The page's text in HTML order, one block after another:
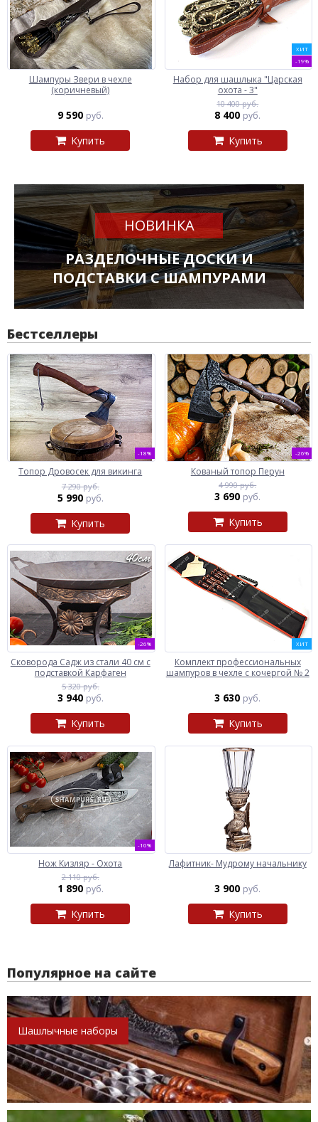
Шампуры Звери в чехле
(коричневый)
9 590 руб.
Купить
ХИТ
-19%
Набор для шашлыка "Царская
охота - 3"
10 400 руб.
8 400 руб.
Купить
НОВИНКА
РАЗДЕЛОЧНЫЕ ДОСКИ И
ПОДСТАВКИ С ШАМПУРАМИ
Бестселлеры
-18%
Топор Дровосек для викинга
7 290 руб.
5 990 руб.
Купить
-26%
Кованый топор Перун
4 990 руб.
3 690 руб.
Купить
-26%
Сковорода Садж из стали 40 см с
подставкой Карфаген
5 320 руб.
3 940 руб.
Купить
ХИТ
Комплект профессиональных
шампуров в чехле с кочергой № 2
3 630 руб.
Купить
-10%
Нож Кизляр - Охота
2 110 руб.
1 890 руб.
Купить
Лафитник- Мудрому начальнику
3 900 руб.
Купить
Популярное на сайте
Шашлычные наборы